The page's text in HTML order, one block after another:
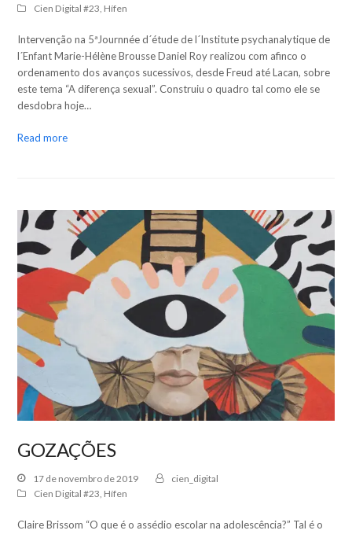
Cien Digital #23, Hífen
Intervenção na 5ªJournnée d´étude de l´Institute psychanalytique de
l´Enfant Marie-Hélène Brousse Daniel Roy realizou com afinco o
ordenamento dos avanços sucessivos, desde Freud até Lacan, sobre
este tema “A diferença sexual”. Construiu o quadro tal como ele se
desdobra hoje…
Read more
GOZAÇÕES
17 de novembro de 2019
cien_digital
Cien Digital #23, Hífen
Claire Brissom “O que é o assédio escolar na adolescência?” Tal é o